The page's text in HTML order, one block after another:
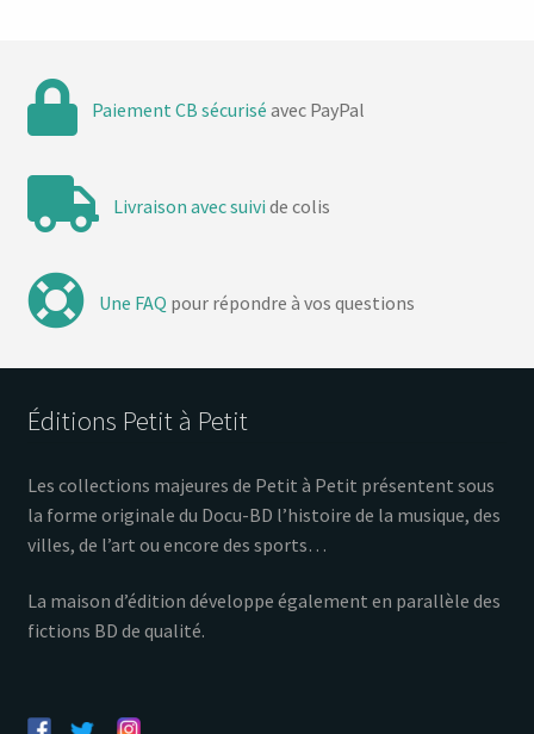
Paiement CB sécurisé avec PayPal
Livraison avec suivi de colis
Une FAQ pour répondre à vos questions
Éditions Petit à Petit
Les collections majeures de Petit à Petit présentent sous
la forme originale du Docu-BD l’histoire de la musique, des
villes, de l’art ou encore des sports…
La maison d’édition développe également en parallèle des
fictions BD de qualité.